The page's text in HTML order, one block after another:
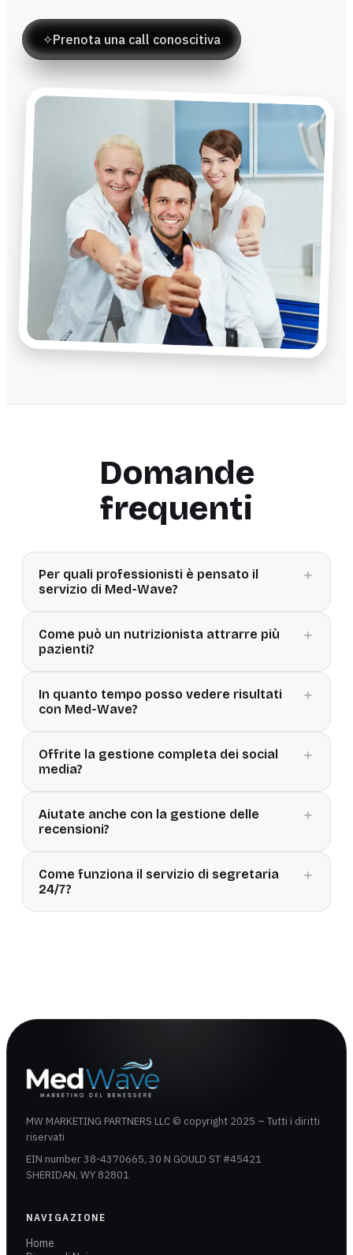
✧Prenota una call conoscitiva
Domande
frequenti
Per quali professionisti è pensato il
servizio di Med-Wave?
Come può un nutrizionista attrarre più
pazienti?
In quanto tempo posso vedere risultati
con Med-Wave?
Offrite la gestione completa dei social
media?
Aiutate anche con la gestione delle
recensioni?
Come funziona il servizio di segretaria
24/7?
MW MARKETING PARTNERS LLC © copyright 2025 – Tutti i diritti
riservati
EIN number 38-4370665, 30 N GOULD ST #45421
SHERIDAN, WY 82801
NAVIGAZIONE
Home